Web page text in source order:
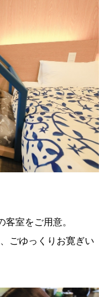
室をご用意。
ごゆっくりお寛ぎい